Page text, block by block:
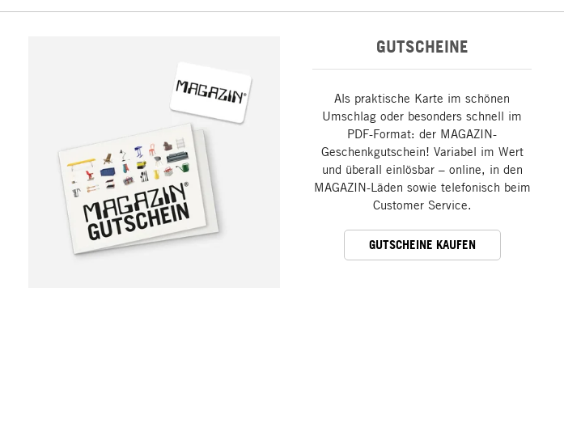
GUTSCHEINE
Als praktische Karte im schönen
Umschlag oder besonders schnell im
PDF-Format: der MAGAZIN-
Geschenkgutschein! Variabel im Wert
und überall einlösbar – online, in den
MAGAZIN-Läden sowie telefonisch beim
Customer Service.
GUTSCHEINE KAUFEN